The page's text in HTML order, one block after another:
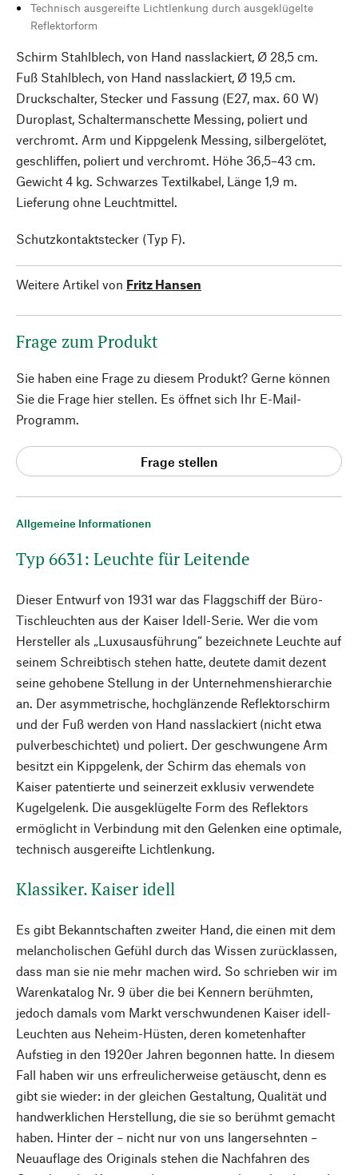
Allgemeine Informationen
Typ 6631: Leuchte für Leitende
Dieser Entwurf von 1931 war das Flaggschiff der Büro-
Tischleuchten aus der Kaiser Idell-Serie. Wer die vom
Hersteller als „Luxusausführung“ bezeichnete Leuchte auf
seinem Schreibtisch stehen hatte, deutete damit dezent
seine gehobene Stellung in der Unternehmenshierarchie
an. Der asymmetrische, hochglänzende Reflektorschirm
und der Fuß werden von Hand nasslackiert (nicht etwa
pulverbeschichtet) und poliert. Der geschwungene Arm
besitzt ein Kippgelenk, der Schirm das ehemals von
Kaiser patentierte und seinerzeit exklusiv verwendete
Kugelgelenk. Die ausgeklügelte Form des Reflektors
ermöglicht in Verbindung mit den Gelenken eine optimale,
technisch ausgereifte Lichtlenkung.
Klassiker. Kaiser idell
Es gibt Bekanntschaften zweiter Hand, die einen mit dem
melancholischen Gefühl durch das Wissen zurücklassen,
dass man sie nie mehr machen wird. So schrieben wir im
Warenkatalog Nr. 9 über die bei Kennern berühmten,
jedoch damals vom Markt verschwundenen Kaiser idell-
Leuchten aus Neheim-Hüsten, deren kometenhafter
Aufstieg in den 1920er Jahren begonnen hatte. In diesem
Fall haben wir uns erfreulicherweise getäuscht, denn es
gibt sie wieder: in der gleichen Gestaltung, Qualität und
handwerklichen Herstellung, die sie so berühmt gemacht
haben. Hinter der – nicht nur von uns langersehnten –
Neuauflage des Originals stehen die Nachfahren des
Technisch ausgereifte Lichtlenkung durch ausgeklügelte
Reflektorform
Schirm Stahlblech, von Hand nasslackiert, Ø 28,5 cm.
Fuß Stahlblech, von Hand nasslackiert, Ø 19,5 cm.
Druckschalter, Stecker und Fassung (E27, max. 60 W)
Duroplast, Schaltermanschette Messing, poliert und
verchromt. Arm und Kippgelenk Messing, silbergelötet,
geschliffen, poliert und verchromt. Höhe 36,5–43 cm.
Gewicht 4 kg. Schwarzes Textilkabel, Länge 1,9 m.
Lieferung ohne Leuchtmittel.
Schutzkontaktstecker (Typ F).
Weitere Artikel von Fritz Hansen
Frage zum Produkt
Sie haben eine Frage zu diesem Produkt? Gerne können
Sie die Frage hier stellen. Es öffnet sich Ihr E-Mail-
Programm.
Frage stellen